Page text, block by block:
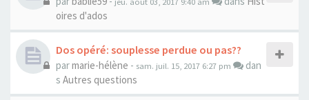
oires d'ados
Dos opéré: souplesse perdue ou pas??
parmarie-hélène - sam. juil. 15, 2017 6:27 pm
dan
s Autres questions